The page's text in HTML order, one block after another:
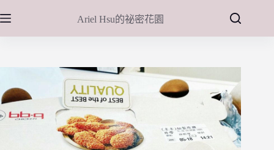
至
主
內
Ariel Hsu的祕密花園